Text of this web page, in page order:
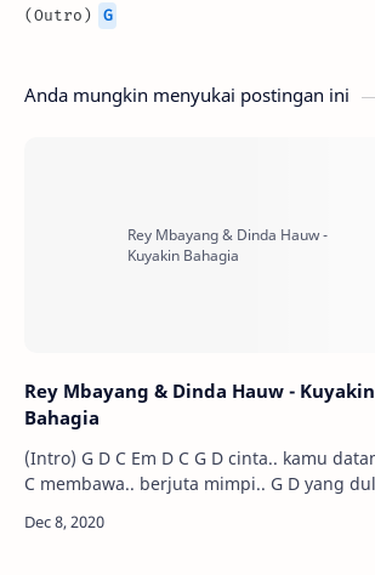
(Outro) G
Anda mungkin menyukai postingan ini
Rey Mbayang & Dinda Hauw - Kuyakin
Bahagia
(Intro) G D C Em D C G D cinta.. kamu datang Em
C membawa.. berjuta mimpi.. G D yang dulu.. tak